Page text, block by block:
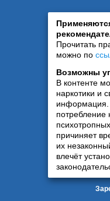
Прочитать
можно по
Возможны
В контенте
наркотики и
информация.
потребление
причиняет
их
влечёт